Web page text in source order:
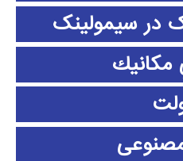
در سیمولینک